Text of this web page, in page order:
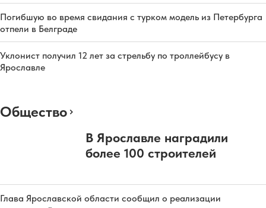
Погибшую во время свидания с турком модель из Петербурга
отпели в Белграде
Уклонист получил 12 лет за стрельбу по троллейбусу в
Ярославле
Общество
В Ярославле наградили
более 100 строителей
Глава Ярославской области сообщил о реализации